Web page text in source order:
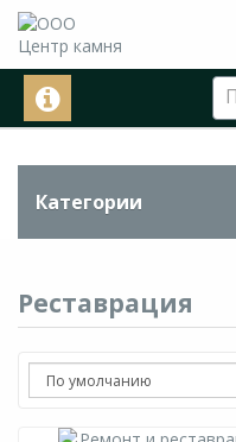
Категории
Реставрация